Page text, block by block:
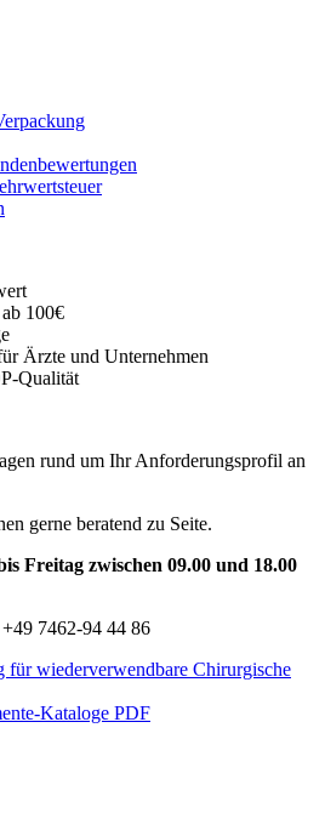
100€
Ärzte und Unternehmen
Qualität
rund um Ihr Anforderungsprofil an
gerne beratend zu Seite.
Freitag zwischen 09.00 und 18.00
+49 7462-94 44 86
für wiederverwendbare Chirurgische
Kataloge PDF